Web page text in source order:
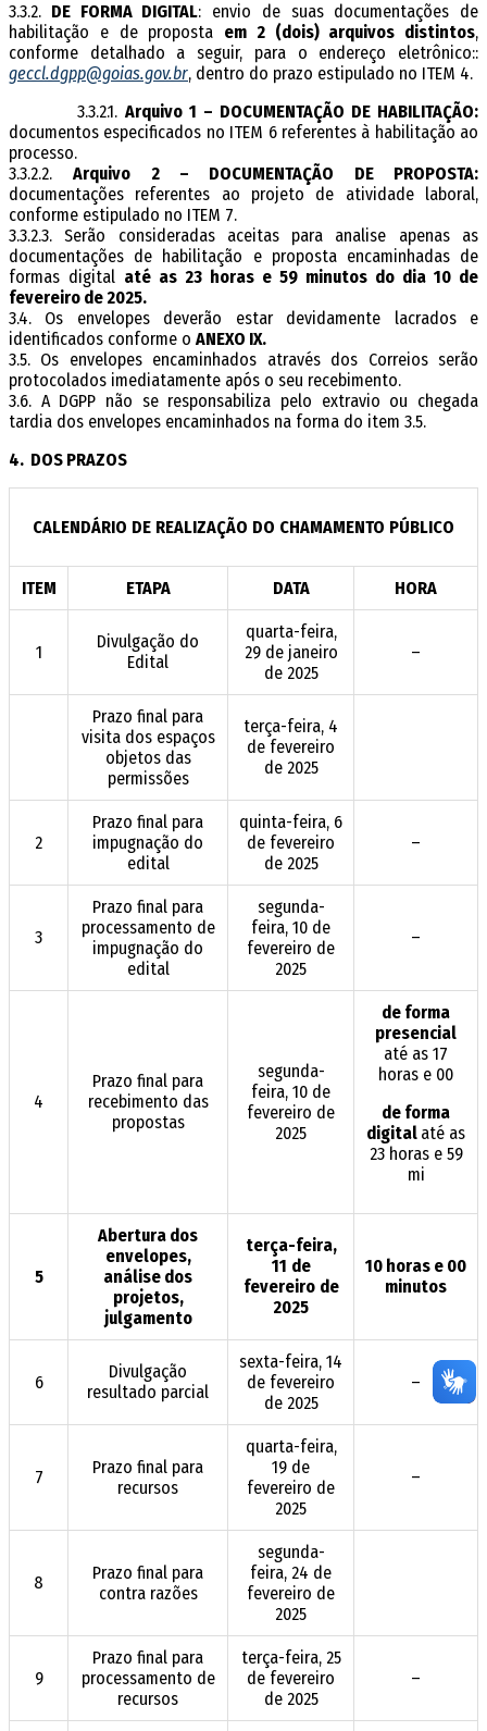
3.3.2. DE FORMA DIGITAL: envio de suas documentações de
habilitação e de proposta em 2 (dois) arquivos distintos,
conforme detalhado a seguir, para o endereço eletrônico::
geccl.dgpp@goias.gov.br, dentro do prazo estipulado no ITEM 4.
3.3.2.1. Arquivo 1 – DOCUMENTAÇÃO DE HABILITAÇÃO:
documentos especificados no ITEM 6 referentes à habilitação ao
processo.
3.3.2.2.Arquivo 2 – DOCUMENTAÇÃO DE PROPOSTA:
documentações referentes ao projeto de atividade laboral,
conforme estipulado no ITEM 7.
3.3.2.3. Serão consideradas aceitas para analise apenas as
documentações de habilitação e proposta encaminhadas de
formas digital até as 23 horas e 59 minutos do dia 10 de
fevereiro de 2025.
3.4. Os envelopes deverão estar devidamente lacrados e
identificados conforme o ANEXO IX.
3.5. Os envelopes encaminhados através dos Correios serão
protocolados imediatamente após o seu recebimento.
3.6. A DGPP não se responsabiliza pelo extravio ou chegada
tardia dos envelopes encaminhados na forma do item 3.5.
4. DOS PRAZOS
CALENDÁRIO DE REALIZAÇÃO DO CHAMAMENTO PÚBLICO
ITEM ETAPA DATA HORA
1
Divulgação do
Edital
quarta-feira,
29 de janeiro
de 2025
–
Prazo final para
visita dos espaços
objetos das
permissões
terça-feira, 4
de fevereiro
de 2025
2
Prazo final para
impugnação do
edital
quinta-feira, 6
de fevereiro
de 2025
–
3
Prazo final para
processamento de
impugnação do
edital
segunda-
feira, 10 de
fevereiro de
2025
–
4
Prazo final para
recebimento das
propostas
segunda-
feira, 10 de
fevereiro de
2025
de forma
presencial
até as 17
horas e 00
de forma
digital até as
23 horas e 59
mi
5
Abertura dos
envelopes,
análise dos
projetos,
julgamento
terça-feira,
11 de
fevereiro de
2025
10 horas e 00
minutos
6
Divulgação
resultado parcial
sexta-feira, 14
de fevereiro
de 2025
–
7
Prazo final para
recursos
quarta-feira,
19 de
fevereiro de
2025
–
8
Prazo final para
contra razões
segunda-
feira, 24 de
fevereiro de
2025
9
Prazo final para
processamento de
recursos
terça-feira, 25
de fevereiro
de 2025
–